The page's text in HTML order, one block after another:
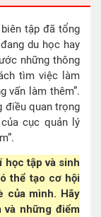
tập đã tổng
du học hay
những thông
tìm việc làm
vấn làm thêm”.
điều quan trọng
cục quản lý
học tập và sinh
thể tạo cơ hội
của mình. Hãy
những điểm